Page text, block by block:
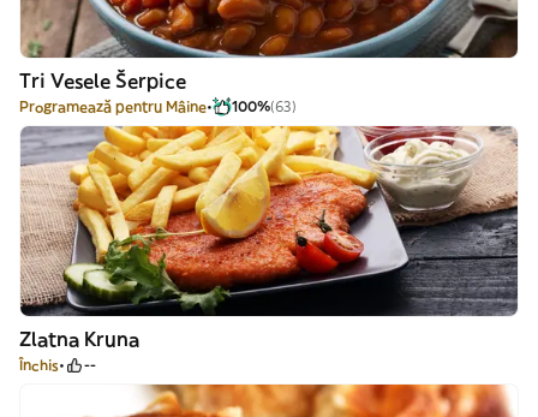
Tri Vesele Šerpice
Programează pentru Mâine 100%(63)
Zlatna Kruna
Închis --